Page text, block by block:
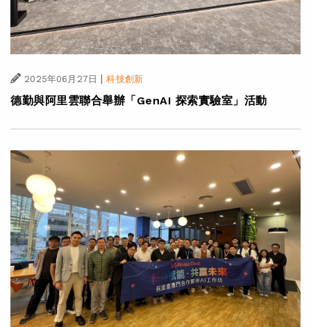
2025年06月27日 科技創新
德勤與阿里雲聯合舉辦「GenAI 探索實驗室」活動